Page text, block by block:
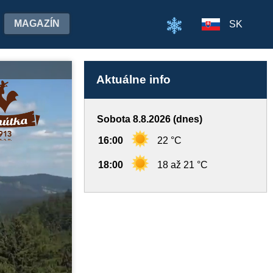
MAGAZÍN SK
Aktuálne info
Sobota 8.8.2026 (dnes)
16:00 22 °C
18:00 18 až 21 °C